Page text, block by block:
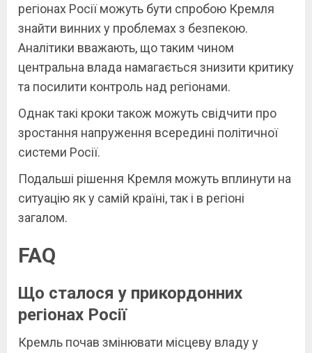
регіонах Росії можуть бути спробою Кремля
знайти винних у проблемах з безпекою.
Аналітики вважають, що таким чином
центральна влада намагається знизити критику
та посилити контроль над регіонами.
Однак такі кроки також можуть свідчити про
зростання напруження всередині політичної
системи Росії.
Подальші рішення Кремля можуть вплинути на
ситуацію як у самій країні, так і в регіоні
загалом.
FAQ
Що сталося у прикордонних
регіонах Росії
Кремль почав змінювати місцеву владу у